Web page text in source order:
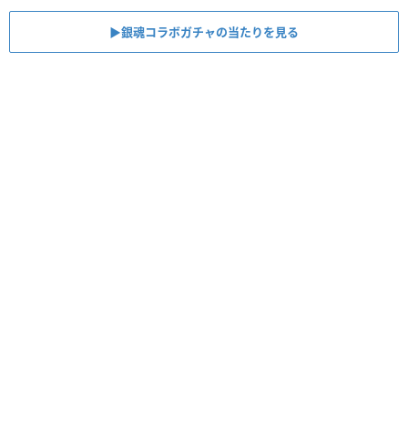
▶︎銀魂コラボガチャの当たりを見る